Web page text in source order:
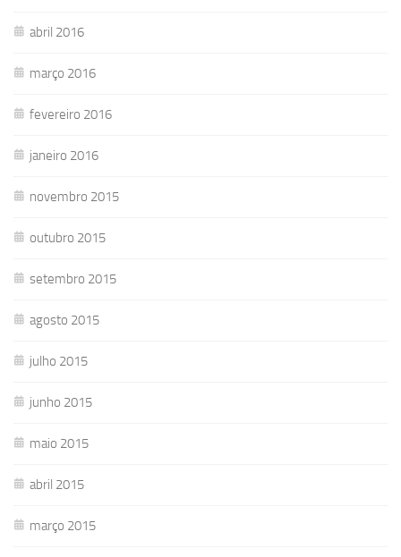
abril 2016
março 2016
fevereiro 2016
janeiro 2016
novembro 2015
outubro 2015
setembro 2015
agosto 2015
julho 2015
junho 2015
maio 2015
abril 2015
março 2015